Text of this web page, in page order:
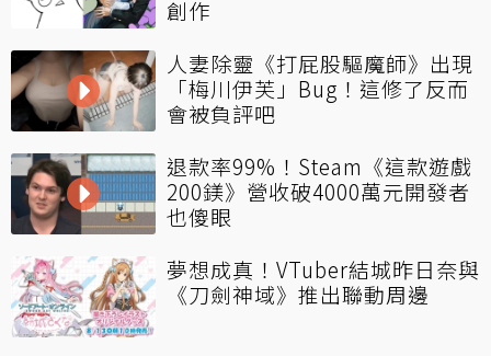
創作
人妻除靈《打屁股驅魔師》出現
「梅川伊芙」Bug！這修了反而
會被負評吧
退款率99%！Steam《這款遊戲
200鎂》營收破4000萬元開發者
也傻眼
夢想成真！VTuber結城昨日奈與
《刀劍神域》推出聯動周邊